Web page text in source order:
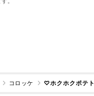
コロッケ ♡ホクホクポテ